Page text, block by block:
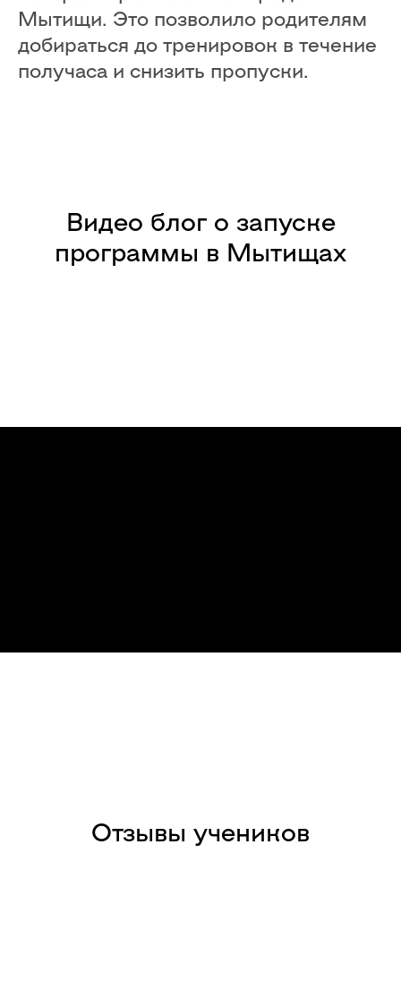
Мытищи. Это позволило родителям
добираться до тренировок в течение
получаса и снизить пропуски.
Видео блог о запуске
программы в Мытищах
Отзывы учеников